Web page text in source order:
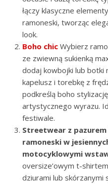
łączy klasyczne
ramoneski, tworząc
look.
Boho chic Wybierz
ze zwiewną sukienką
dodaj kowbojki lub botki
kapelusz i torebkę z
podkreślą boho
artystycznego wyrazu.
festiwale.
Streetwear z pazurem
ramoneski w
motocyklowymi
oversize’owym t-
dziurami lub skórzanymi